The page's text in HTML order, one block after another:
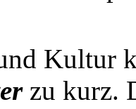
Kultur
zu kurz.